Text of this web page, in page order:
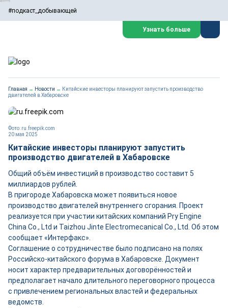
#подкаст_добывающей
Узнать больше
Главная → Новости → Китайские инвесторы планируют запустить производство
двигателей в Хабаровске
20 мая 2025
Фото: ru.freepik.com
Китайские инвесторы планируют запустить
производство двигателей в Хабаровске
Общий объём инвестиций в производство составит 5
миллиардов рублей.
В пригороде Хабаровска может появиться новое
производство двигателей внутреннего сгорания. Проект
реализуется при участии китайских компаний Pry Engine
China Co., Ltd и Taizhou Jinte Electromecanical Co., Ltd. Об этом
сообщает «Интерфакс».
Соглашение о сотрудничестве было подписано на полях
Российско-китайского форума в Хабаровске. Документ
носит характер предварительных договорённостей и
предполагает начало длительного переговорного процесса
с привлечением региональных властей и федеральных
ведомств.